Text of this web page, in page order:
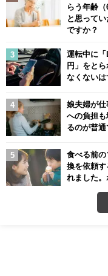
らう年齢
と思って
ですか？
運転中に
円」をと
なくない
娘夫婦が
への負担
るのが普通
食べる前
換を依頼
れました。